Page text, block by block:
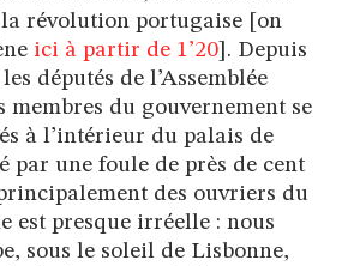
la révolution portugaise [on
ici à partir de 1’20]. Depuis
députés de l’Assemblée
membres du gouvernement se
à l’intérieur du palais de
par une foule de près de cent
des ouvriers du
est presque irréelle : nous
sous le soleil de Lisbonne,